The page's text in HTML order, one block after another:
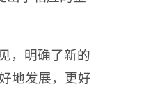
，明确了新的
地发展，更好